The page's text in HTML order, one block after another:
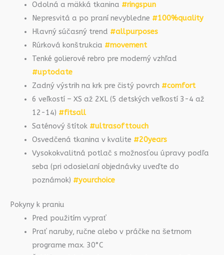
Odolná a mäkká tkanina #ringspun
Nepresvitá a po praní nevybledne #100%quality
Hlavný súčasný trend #allpurposes
Rúrková konštrukcia #movement
Tenké golierové rebro pre moderný vzhľad
#uptodate
Zadný výstrih na krk pre čistý povrch #comfort
6 veľkostí – XS až 2XL (5 detských veľkostí 3-4 až
12-14) #fitsall
Saténový štítok #ultrasofttouch
Osvedčená tkanina v kvalite #20years
Vysokokvalitná potlač s možnosťou úpravy podľa
seba (pri odosielaní objednávky uveďte do
poznámok) #yourchoice
Pokyny k praniu
Pred použitím vyprať
Prať naruby, ručne alebo v práčke na šetrnom
programe max. 30°C